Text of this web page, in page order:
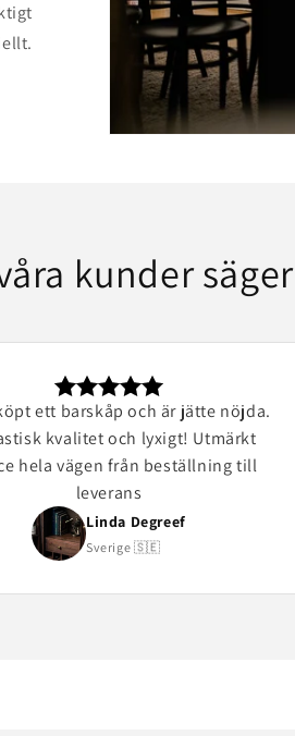
kunder säger
ett barskåp och är jätte nöjda.
kvalitet och lyxigt! Utmärkt
hela vägen från beställning till
leverans
Linda Degreef
Sverige 🇸🇪